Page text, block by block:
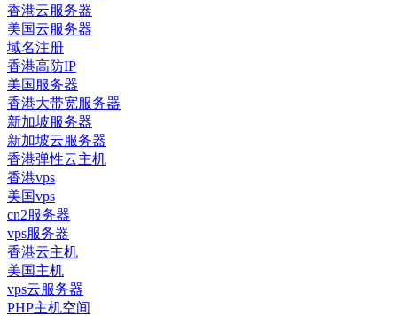
香港云服务器
美国云服务器
域名注册
香港高防IP
美国服务器
香港大带宽服务器
新加坡服务器
新加坡云服务器
香港弹性云主机
香港vps
美国vps
cn2服务器
vps服务器
香港云主机
美国主机
vps云服务器
PHP主机空间